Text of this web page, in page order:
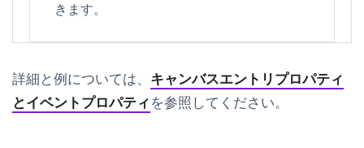
きます。
詳細と例については、 キャンバスエントリプロパティ
とイベントプロパティを参照してください。